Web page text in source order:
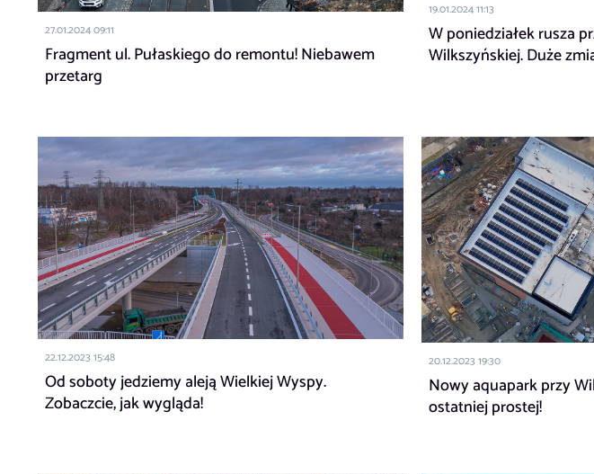
27.01.2024 09:11
Fragment ul. Pułaskiego do remontu! Niebawem
przetarg
19.01.2024 11:13
W poniedziałek rusza
Wilkszyńskiej. Duże
22.12.2023 15:48
Od soboty jedziemy aleją Wielkiej Wyspy.
Zobaczcie, jak wygląda!
20.12.2023 19:30
Nowy aquapark przy
ostatniej prostej!